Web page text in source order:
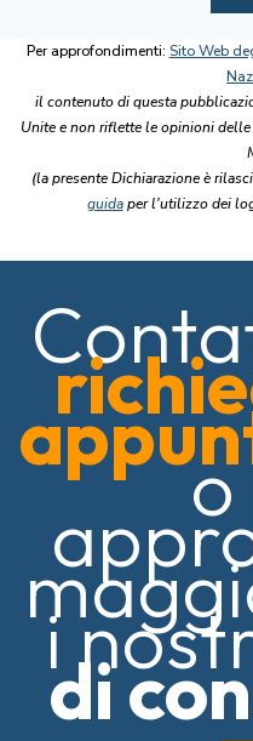
Per approfondimenti: Sito Web
il contenuto di questa
Unite e non riflette le opinioni
(la presente Dichiarazione è
guidaper l'utilizzo dei
i
di